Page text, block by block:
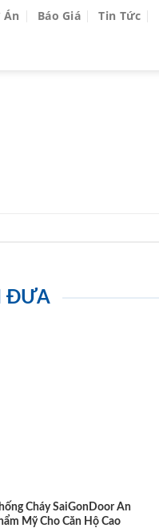
Án Báo Giá Tin Tức
ĐƯA
Cháy SaiGonDoor An
Mỹ Cho Căn Hộ Cao